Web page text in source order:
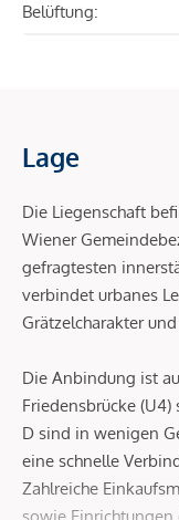
Belüftung:
Lage
Die Liegenschaft
Wiener
gefragtesten
verbindet urbanes
Grätzelcharakter
Die Anbindung ist
Friedensbrücke
D sind in wenigen
eine schnelle
Zahlreiche